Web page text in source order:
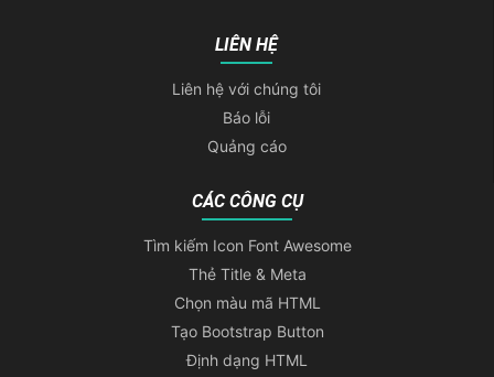
LIÊN HỆ
Liên hệ với chúng tôi
Báo lỗi
Quảng cáo
CÁC CÔNG CỤ
Tìm kiếm Icon Font Awesome
Thẻ Title & Meta
Chọn màu mã HTML
Tạo Bootstrap Button
Định dạng HTML